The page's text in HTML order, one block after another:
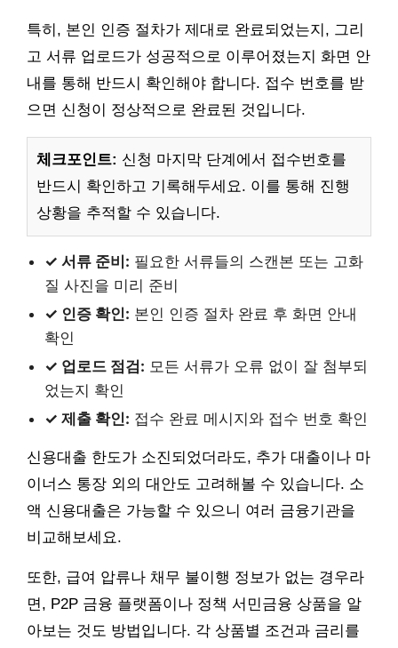
특히, 본인 인증 절차가 제대로 완료되었는지, 그리
고 서류 업로드가 성공적으로 이루어졌는지 화면 안
내를 통해 반드시 확인해야 합니다. 접수 번호를 받
으면 신청이 정상적으로 완료된 것입니다.
체크포인트: 신청 마지막 단계에서 접수번호를
반드시 확인하고 기록해두세요. 이를 통해 진행
상황을 추적할 수 있습니다.
✓ 서류 준비: 필요한 서류들의 스캔본 또는 고화
질 사진을 미리 준비
✓ 인증 확인: 본인 인증 절차 완료 후 화면 안내
확인
✓ 업로드 점검: 모든 서류가 오류 없이 잘 첨부되
었는지 확인
✓ 제출 확인: 접수 완료 메시지와 접수 번호 확인
신용대출 한도가 소진되었더라도, 추가 대출이나 마
이너스 통장 외의 대안도 고려해볼 수 있습니다. 소
액 신용대출은 가능할 수 있으니 여러 금융기관을
비교해보세요.
또한, 급여 압류나 채무 불이행 정보가 없는 경우라
면, P2P 금융 플랫폼이나 정책 서민금융 상품을 알
아보는 것도 방법입니다. 각 상품별 조건과 금리를